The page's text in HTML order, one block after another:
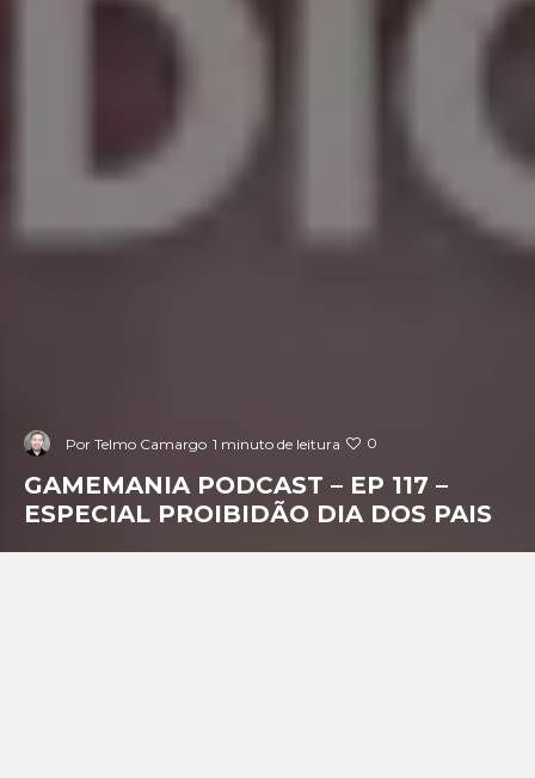
Por Telmo Camargo 1 minuto de leitura 0
GAMEMANIA PODCAST – EP 117 –
ESPECIAL PROIBIDÃO DIA DOS PAIS